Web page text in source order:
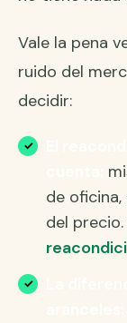
Vale la pena
ruido del
decidir:
de
del